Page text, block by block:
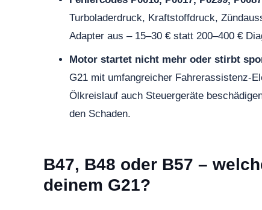
Turboladerdruck, Kraftstoffdruck,
Adapter aus – 15–30 € statt 200–400 €
Motor startet nicht mehr oder stirbt
G21 mit umfangreicher Fahrerassistenz-
Ölkreislauf auch Steuergeräte
den Schaden.
B47, B48 oder B57 –
deinem G21?